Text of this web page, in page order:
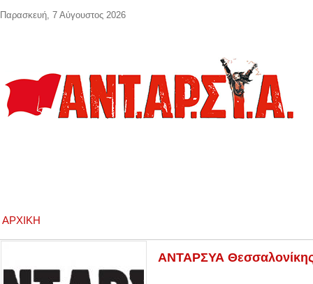
ΑΡΧΙΚΉ
ΑΝΤΑΡΣΥΑ Θεσσαλονίκης
Παρασκευή, 7 Αύγουστος 2026